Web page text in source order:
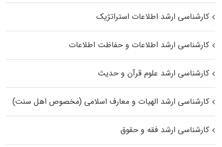
کارشناسی ارشد اطلاعات استراتژیک
کارشناسی ارشد اطلاعات و حفاظت اطلاعات
کارشناسی ارشد علوم قرآن و حدیث
کارشناسی ارشد الهیات و معارف اسلامی (مخصوص اهل سنت)
کارشناسی ارشد فقه و حقوق